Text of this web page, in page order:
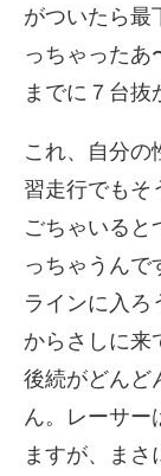
がついたら
っちゃった
までに７台抜
これ、自分の
習走行でもそ
ごちゃいると
っちゃうんで
ラインに入ろ
からさしに来
後続がどんど
ん。レーサー
ますが、まさ